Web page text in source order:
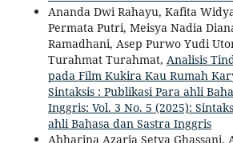
Ananda Dwi Rahayu, Kafita
Permata Putri, Meisya Nadia
Ramadhani, Asep Purwo Yudi
Turahmat Turahmat, Analisis
pada Film Kukira Kau Rumah
Sintaksis : Publikasi Para ahli
Inggris: Vol. 3 No. 5 (2025):
ahli Bahasa dan Sastra Inggris
Abharina Azaria Setya Ghassani,